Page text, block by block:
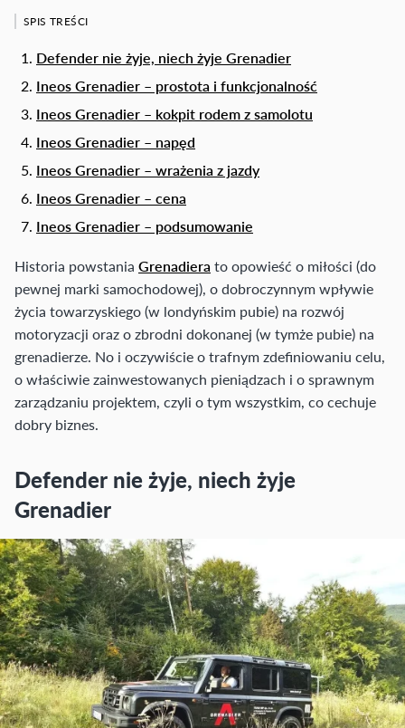
SPIS TREŚCI
Defender nie żyje, niech żyje Grenadier
Ineos Grenadier – prostota i funkcjonalność
Ineos Grenadier – kokpit rodem z samolotu
Ineos Grenadier – napęd
Ineos Grenadier – wrażenia z jazdy
Ineos Grenadier – cena
Ineos Grenadier – podsumowanie
Historia powstania Grenadiera to opowieść o miłości (do
pewnej marki samochodowej), o dobroczynnym wpływie
życia towarzyskiego (w londyńskim pubie) na rozwój
motoryzacji oraz o zbrodni dokonanej (w tymże pubie) na
grenadierze. No i oczywiście o trafnym zdefiniowaniu celu,
o właściwie zainwestowanych pieniądzach i o sprawnym
zarządzaniu projektem, czyli o tym wszystkim, co cechuje
dobry biznes.
Defender nie żyje, niech żyje
Grenadier